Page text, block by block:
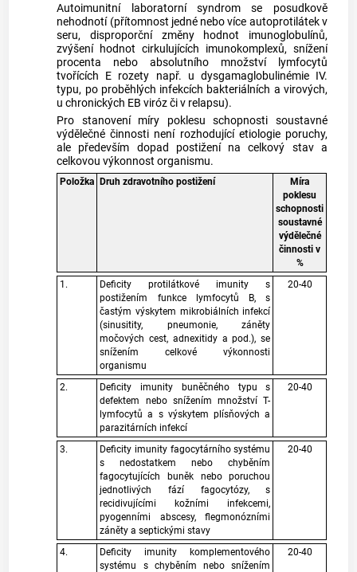
Autoimunitní laboratorní syndrom se posudkově
nehodnotí (přítomnost jedné nebo více autoprotilátek v
seru, disproporční změny hodnot imunoglobulínů,
zvýšení hodnot cirkulujících imunokomplexů, snížení
procenta nebo absolutního množství lymfocytů
tvořících E rozety např. u dysgamaglobulinémie IV.
typu, po proběhlých infekcích bakteriálních a virových,
u chronických EB viróz či v relapsu).
Pro stanovení míry poklesu schopnosti soustavné
výdělečné činnosti není rozhodující etiologie poruchy,
ale především dopad postižení na celkový stav a
celkovou výkonnost organismu.
Položka Druh zdravotního postižení
Míra
poklesu
schopnosti
soustavné
výdělečné
činnosti v
%
1.
Deficity protilátkové imunity s
postižením funkce lymfocytů B, s
častým výskytem mikrobiálních infekcí
(sinusitity, pneumonie, záněty
močových cest, adnexitidy a pod.), se
snížením celkové výkonnosti
organismu
20-40
2.
Deficity imunity buněčného typu s
defektem nebo snížením množství T-
lymfocytů a s výskytem plísňových a
parazitárních infekcí
20-40
3.
Deficity imunity fagocytárního systému
s nedostatkem nebo chyběním
fagocytujících buněk nebo poruchou
jednotlivých fází fagocytózy, s
recidivujícími kožními infekcemi,
pyogenními abscesy, flegmonózními
záněty a septickými stavy
20-40
4.
Deficity imunity komplementového
systému s chyběním nebo snížením
20-40